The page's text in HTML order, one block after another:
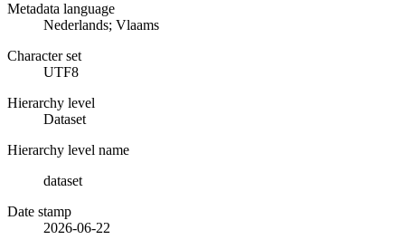
Metadata language
Nederlands; Vlaams
Character set
UTF8
Hierarchy level
Dataset
Hierarchy level name
dataset
Date stamp
2026-06-22